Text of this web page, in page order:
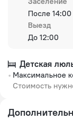
После 14:00
Выезд
До 12:00
Детская
Максимальное
Стоимость